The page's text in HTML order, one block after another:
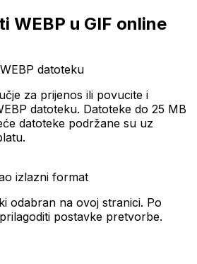
WEBP u GIF online
datoteku
za prijenos ili povucite i
datoteku. Datoteke do 25 MB
datoteke podržane su uz
izlazni format
odabran na ovoj stranici. Po
postavke pretvorbe.